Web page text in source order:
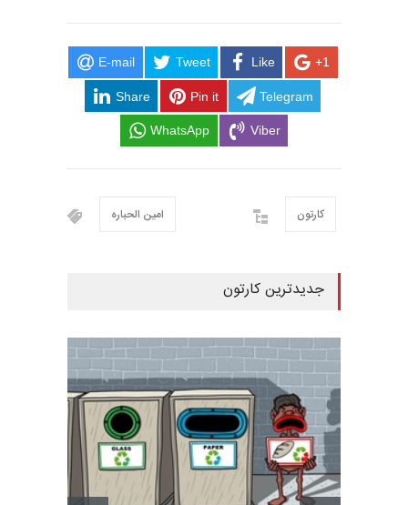
E-mail Tweet Like +1
Share Pin it Telegram
WhatsApp Viber
امین الحباره کارتون
جدیدترین کارتون